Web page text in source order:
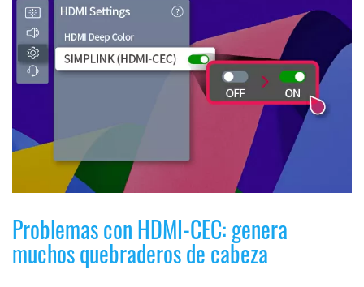
Problemas con HDMI-CEC: genera
muchos quebraderos de cabeza